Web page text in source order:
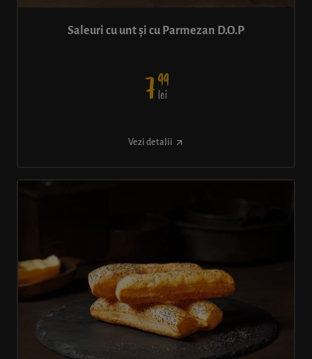
Saleuri cu unt și cu Parmezan D.O.P
799
lei
Vezi detalii